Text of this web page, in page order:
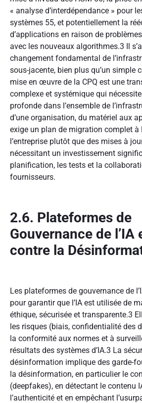
« analyse d’interdépendance » pour
systèmes 55, et potentiellement la
d’applications en raison de
avec les nouveaux algorithmes.3 Il
changement fondamental de
sous-jacente, bien plus qu’un simple
mise en œuvre de la CPQ est une
complexe et systémique qui
profonde dans l’ensemble de
d’une organisation, du matériel aux
exige un plan de migration complet à
l’entreprise plutôt que des mises à
nécessitant un investissement
planification, les tests et la
fournisseurs.
2.6. Plateformes de
Gouvernance de l’IA
contre la
Les plateformes de gouvernance de
pour garantir que l’IA est utilisée de
éthique, sécurisée et transparente.3
les risques (biais, confidentialité des
la conformité aux normes et à
résultats des systèmes d’IA.3 La
désinformation implique des garde-
la désinformation, en particulier le
(deepfakes), en détectant le contenu
l’authenticité et en empêchant